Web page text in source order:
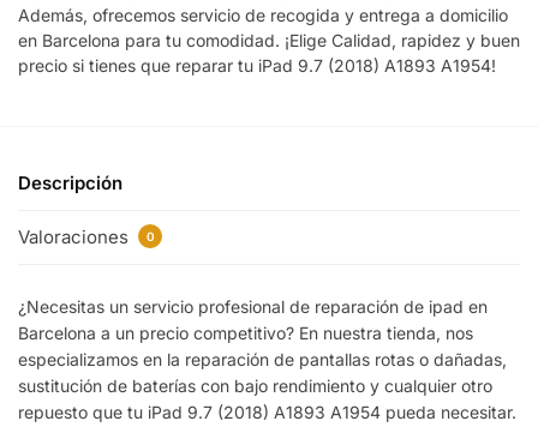
Además, ofrecemos servicio de recogida y entrega a domicilio
en Barcelona para tu comodidad. ¡Elige Calidad, rapidez y buen
precio si tienes que reparar tu iPad 9.7 (2018) A1893 A1954!
Descripción
Valoraciones 0
¿Necesitas un servicio profesional de reparación de ipad en
Barcelona a un precio competitivo? En nuestra tienda, nos
especializamos en la reparación de pantallas rotas o dañadas,
sustitución de baterías con bajo rendimiento y cualquier otro
repuesto que tu iPad 9.7 (2018) A1893 A1954 pueda necesitar.